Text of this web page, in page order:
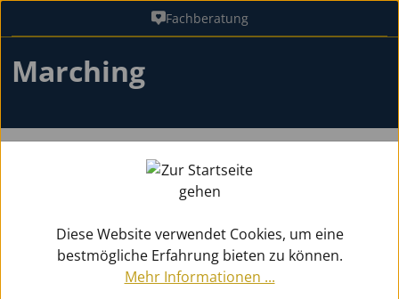
Zum Hauptinhalt springenFachberatung
Marching
Produkte filtern
Diese Website verwendet Cookies, um eine
bestmögliche Erfahrung bieten zu können.
Mehr Informationen ...